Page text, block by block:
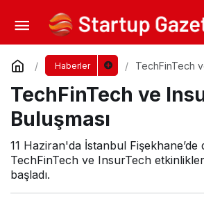
Haberler
TechFinTech
TechFinTech ve
Buluşması
11 Haziran'da İstanbul
TechFinTech ve InsurTech
başladı.
BitHero Kripto Para
Yorum Yap Paylaş